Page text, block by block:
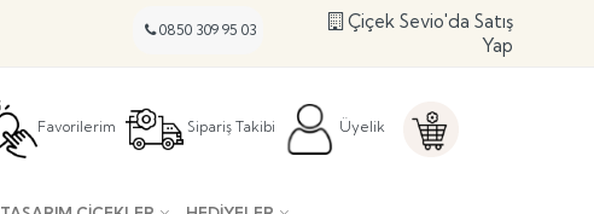
0850 309 95 03
Çiçek Sevio'da Satış
Yap
Favorilerim Sipariş Takibi Üyelik